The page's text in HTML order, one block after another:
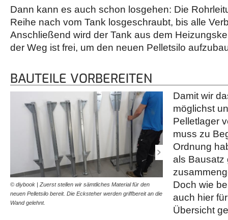
Dann kann es auch schon losgehen: Die
Reihe nach vom Tank losgeschraubt, bis alle
Anschließend wird der Tank aus dem
der Weg ist frei, um den neuen Pelletsilo
BAUTEILE VORBEREITEN
© diybook | Zuerst stellen wir sämtliches Material für den
neuen Pelletsilo bereit. Die Ecksteher werden griffbereit an die
Wand gelehnt.
© diybook | Die
belassen wir kompakt,
Lieferkarton. So kann
Damit wir
möglichst
Pelletlager
muss zu
Ordnung
als Bausatz
Doch wie
auch hier
Übersicht